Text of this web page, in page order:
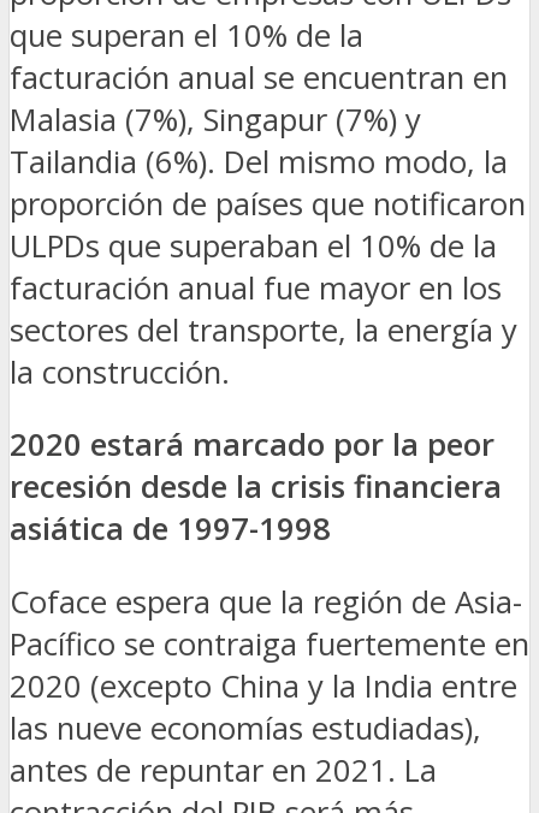
que superan el 10% de la
facturación anual se encuentran en
Malasia (7%), Singapur (7%) y
Tailandia (6%). Del mismo modo, la
proporción de países que notificaron
ULPDs que superaban el 10% de la
facturación anual fue mayor en los
sectores del transporte, la energía y
la construcción.
2020 estará marcado por la peor
recesión desde la crisis financiera
asiática de 1997-1998
Coface espera que la región de Asia-
Pacífico se contraiga fuertemente en
2020 (excepto China y la India entre
las nueve economías estudiadas),
antes de repuntar en 2021. La